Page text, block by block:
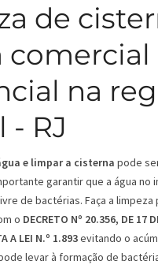
de
comercial
na
- RJ
e limpar a cisterna pode
garantir que a água no
de bactérias. Faça a limpeza
o DECRETO Nº 20.356, DE 17
A LEI N.º 1.893evitando o
levar à formação de